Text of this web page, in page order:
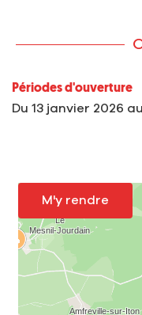
Périodes d'ouverture
Du 13 janvier 2026 au
M'y rendre